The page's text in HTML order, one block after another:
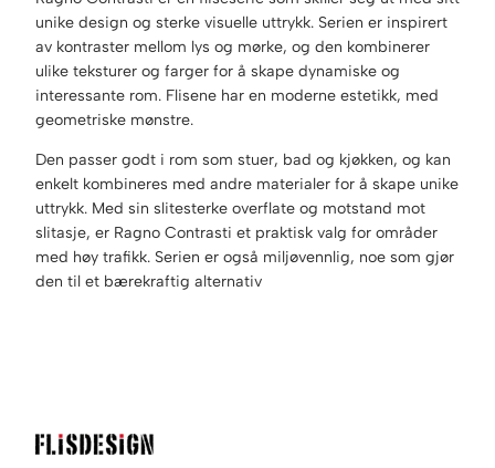
unike design og sterke visuelle uttrykk. Serien er inspirert
av kontraster mellom lys og mørke, og den kombinerer
ulike teksturer og farger for å skape dynamiske og
interessante rom. Flisene har en moderne estetikk, med
geometriske mønstre.
Den passer godt i rom som stuer, bad og kjøkken, og kan
enkelt kombineres med andre materialer for å skape unike
uttrykk. Med sin slitesterke overflate og motstand mot
slitasje, er Ragno Contrasti et praktisk valg for områder
med høy trafikk. Serien er også miljøvennlig, noe som gjør
den til et bærekraftig alternativ